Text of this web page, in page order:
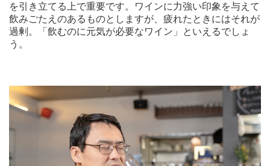
を引き立てる上で重要です。ワインに力強い印象を与えて
飲みごたえのあるものとしますが、疲れたときにはそれが
過剰。「飲むのに元気が必要なワイン」といえるでしょ
う。